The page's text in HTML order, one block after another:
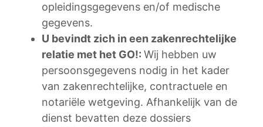
opleidingsgegevens en/of medische
gegevens.
U bevindt zich in een zakenrechtelijke
relatie met het GO!:Wij hebben uw
persoonsgegevens nodig in het kader
van zakenrechtelijke, contractuele en
notariële wetgeving. Afhankelijk van de
dienst bevatten deze dossiers